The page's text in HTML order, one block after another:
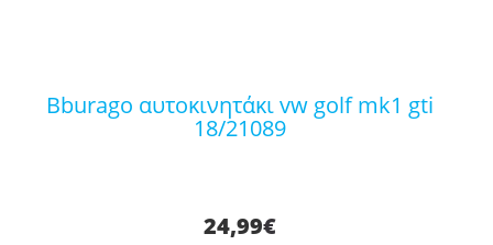
bburago αυτοκινητάκι vw golf mk1 gti
18/21089
24,99€